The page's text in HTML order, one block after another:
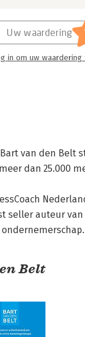
Uw waardering
in om uw
van den Belt
dan 25.000
seller auteur
Belt